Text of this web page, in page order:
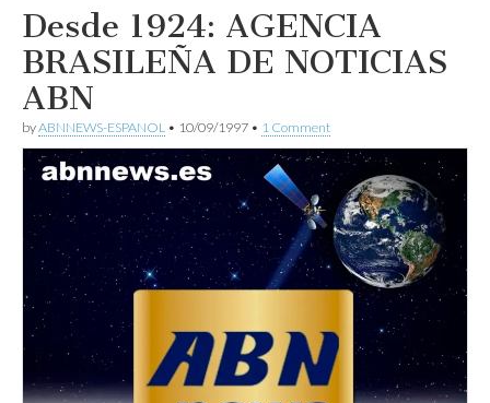
Desde 1924: AGENCIA
BRASILEÑA DE NOTICIAS
ABN
byABNNEWS-ESPANOL • 10/09/1997 • 1 Comment